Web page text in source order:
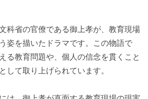
科省の官僚である御上孝が、教育現場
姿を描いたドラマです。この物語で
る教育問題や、個人の信念を貫くこと
して取り上げられています。